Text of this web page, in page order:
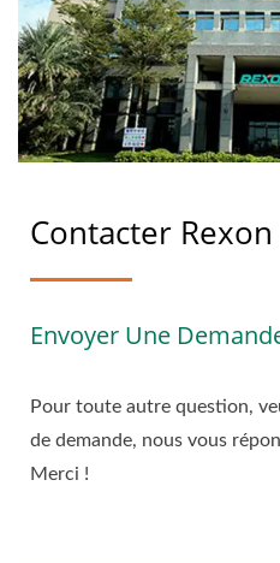
Contacter Rexon
Envoyer Une
Pour toute autre question,
de demande, nous vous
Merci !